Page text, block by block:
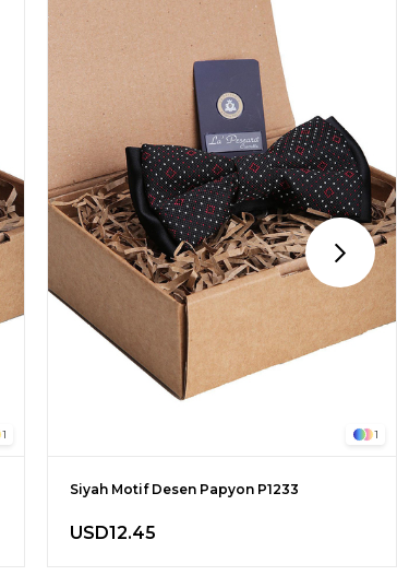
1 1
Siyah Motif Desen Papyon P1233
USD12.45